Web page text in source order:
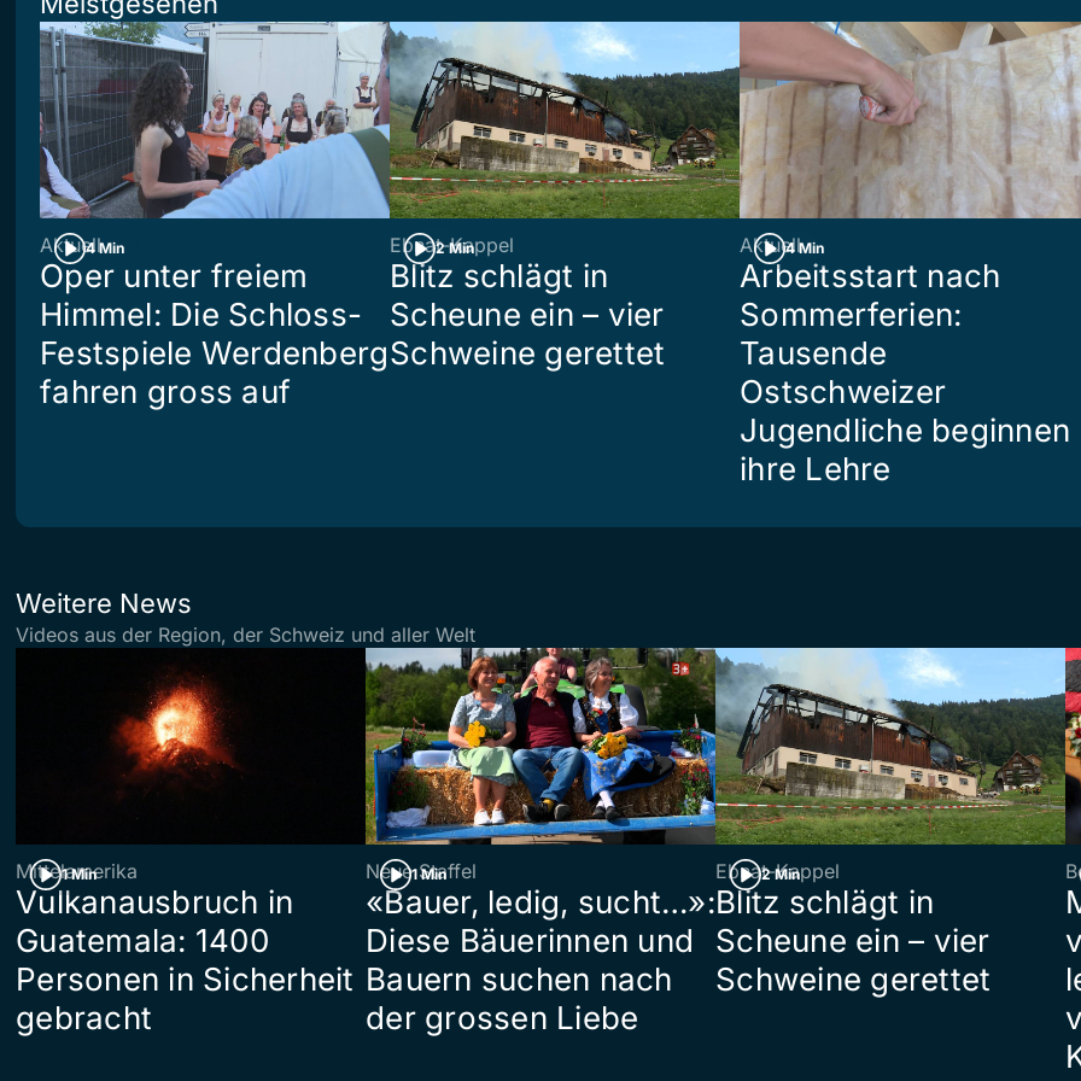
4 Min
Aktuell
Oper unter freiem
Himmel: Die Schloss-
Festspiele Werdenberg
fahren gross auf
2 Min
Ebnat-Kappel
Blitz schlägt in
Scheune ein – vier
Schweine gerettet
4 Min
Aktuell
Arbeitsstart nach
Sommerferien:
Tausende
Ostschweizer
Jugendliche beginnen
ihre Lehre
Weitere News
Videos aus der Region, der Schweiz und aller Welt
1 Min
Mittelamerika
Vulkanausbruch in
Guatemala: 1400
Personen in Sicherheit
gebracht
1 Min
Neue Staffel
«Bauer, ledig, sucht…»:
Diese Bäuerinnen und
Bauern suchen nach
der grossen Liebe
2 Min
Ebnat-Kappel
Blitz schlägt in
Scheune ein – vier
Schweine gerettet